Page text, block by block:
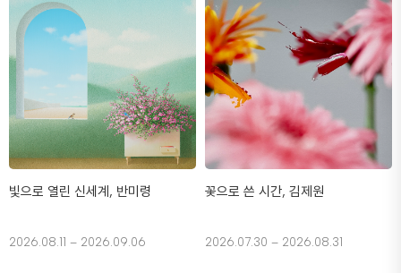
빛으로 열린 신세계, 반미령
2026.08.11 – 2026.09.06
꽃으로 쓴 시간, 김제원
2026.07.30 – 2026.08.31